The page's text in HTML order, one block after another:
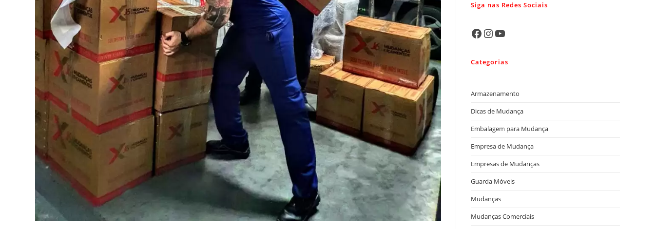
Siga nas Redes Sociais
Categorias
Armazenamento
Dicas de Mudança
Embalagem para Mudança
Empresa de Mudança
Empresas de Mudanças
Guarda Móveis
Mudanças
Mudanças Comerciais